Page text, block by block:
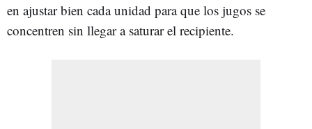
en ajustar bien cada unidad para que los jugos se
concentren sin llegar a saturar el recipiente.